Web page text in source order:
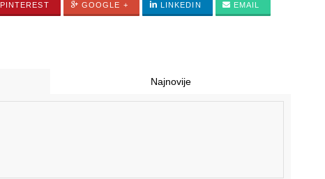
PINTEREST GOOGLE + LINKEDIN EMAIL
Najnovije